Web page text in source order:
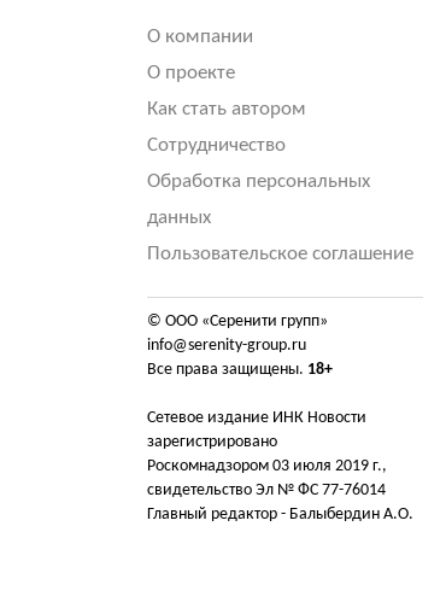
О компании
О проекте
Как стать автором
Сотрудничество
Обработка персональных
данных
Пользовательское соглашение
© ООО «Серенити групп»
info@serenity-group.ru
Все права защищены. 18+
Сетевое издание ИНК Новости
зарегистрировано
Роскомнадзором 03 июля 2019 г.,
свидетельство Эл № ФС 77-76014
Главный редактор - Балыбердин А.О.